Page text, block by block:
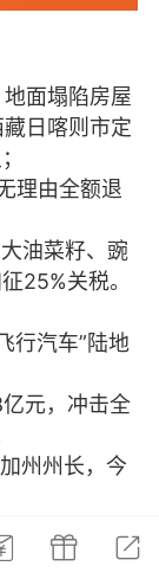
买
面塌陷房屋
日喀则市定
理由全额退
油菜籽、豌
25%关税。
行汽车”陆地
元，冲击全
州州长，今
国防部人
员工提出辞